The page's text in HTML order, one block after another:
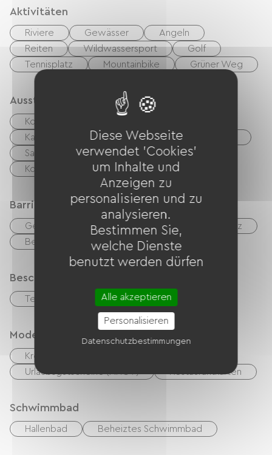
Aktivitäten
Riviere Gewässer
Angeln
Reiten
Wildwassersport
Golf
Tennisplatz
Mountainbike Grüner Weg
Ausstattung
Kostenloses WLAN
Kabel / Satellit
Babyausstattung
Sammelwaschmaschine
Kollektiver Wäschetrockner
Barrierefreiheit
Geeignete Unterkunft
Geeigneter Parkplatz
Behindertengerechte Toiletten
Beschreibung
Terrasse Garage
Modes de paiement
Kreditkarte
Urlaubsgutscheine (ANCV)
Restaurantkarten
Schwimmbad
Hallenbad Beheiztes Schwimmbad
Diese Webseite
verwendet 'Cookies'
um Inhalte und
Anzeigen zu
personalisieren und zu
analysieren.
Bestimmen Sie,
welche Dienste
benutzt werden dürfen
Alle akzeptieren
Personalisieren
Datenschutzbestimmungen